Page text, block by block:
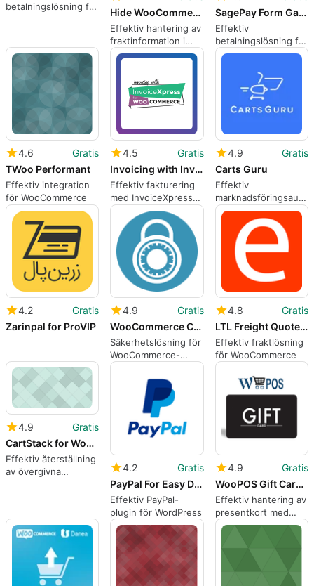
betalningslösning för
Hide WooCommerce Product Shipping Info
Effektiv hantering av
fraktinformation i
WooCommerce
SagePay Form Gateway for WooCommerce
Effektiv
betalningslösning för
WooCommerce
4.6
Gratis
TWoo Performant
Effektiv integration
för WooCommerce
4.5
Gratis
Invoicing with InvoiceXpress for WooCommerce 8211 Free
Effektiv fakturering
med InvoiceXpress
för WooCommerce
4.9
Gratis
Carts Guru
Effektiv
för e-handlare
4.2
Gratis
Zarinpal for ProVIP
4.9
Gratis
WooCommerce Category Locker
Säkerhetslösning för
WooCommerce-
kategorier
4.8
Gratis
LTL Freight Quotes 8211 Worldwide Express Edition
Effektiv fraktlösning
för WooCommerce
4.9
Gratis
CartStack for WooCommerce
Effektiv återställning
av övergivna
4.2
Gratis
PayPal For Easy Digital Downloads EDD
Effektiv PayPal-
plugin för WordPress
4.9
Gratis
WooPOS Gift Cards for WooCommerce
Effektiv hantering av
presentkort med
WooPOS